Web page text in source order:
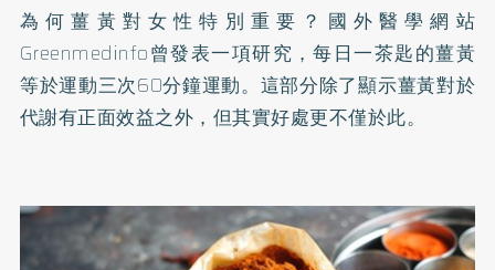
為何薑黃對女性特別重要？國外醫學網站
Greenmedinfo曾發表一項研究，每日一茶匙的薑黃
等於運動三次60分鐘運動。這部分除了顯示薑黃對於
代謝有正面效益之外，但其實好處更不僅於此。